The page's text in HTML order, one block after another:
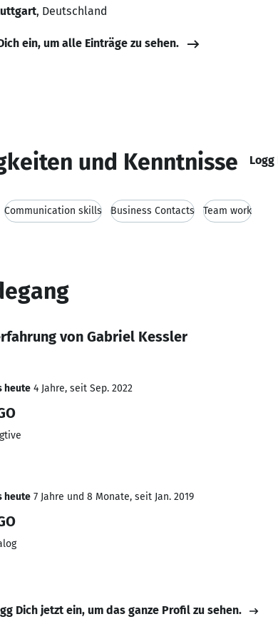
, Deutschland
ein, um alle Einträge zu sehen.
und Kenntnisse
Communication skills Business Contacts Team work
von Gabriel Kessler
heute 4 Jahre, seit Sep. 2022
heute 7 Jahre und 8 Monate, seit Jan. 2019
Dich jetzt ein, um das ganze Profil zu sehen.